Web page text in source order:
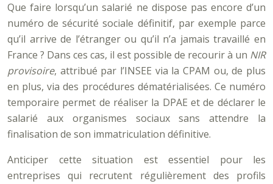
Que faire lorsqu’un salarié ne dispose pas encore d’un
numéro de sécurité sociale définitif, par exemple parce
qu’il arrive de l’étranger ou qu’il n’a jamais travaillé en
France ? Dans ces cas, il est possible de recourir à un NIR
provisoire, attribué par l’INSEE via la CPAM ou, de plus
en plus, via des procédures dématérialisées. Ce numéro
temporaire permet de réaliser la DPAE et de déclarer le
salarié aux organismes sociaux sans attendre la
finalisation de son immatriculation définitive.
Anticiper cette situation est essentiel pour les
entreprises qui recrutent régulièrement des profils